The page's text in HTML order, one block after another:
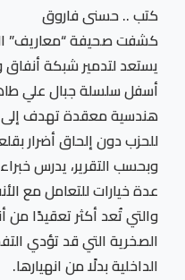
كتب .. حسنى فاروق
كشفت صحيفة “معاريف”
يستعد لتدمير شبكة أنفاق
أسفل سلسلة جبال علي
هندسية معقدة تهدف إلى
للحزب دون إلحاق أضرار
وبحسب التقرير، يدرس
عدة خيارات للتعامل مع
والتي تُعد أكثر تعقيدًا
الصخرية التي قد تؤدي
الداخلية بدلًا من انهيارها.